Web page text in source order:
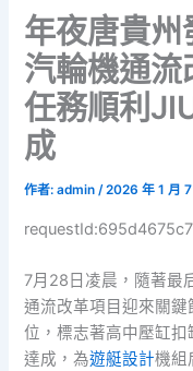
年夜唐貴州
汽輪機通
任務順利
成
作者:admin/2026 年 1 月 7
7月28日凌晨，隨著最
通流改革項目迎來關
位，標志著高中壓缸
達成，為遊艇設計機組